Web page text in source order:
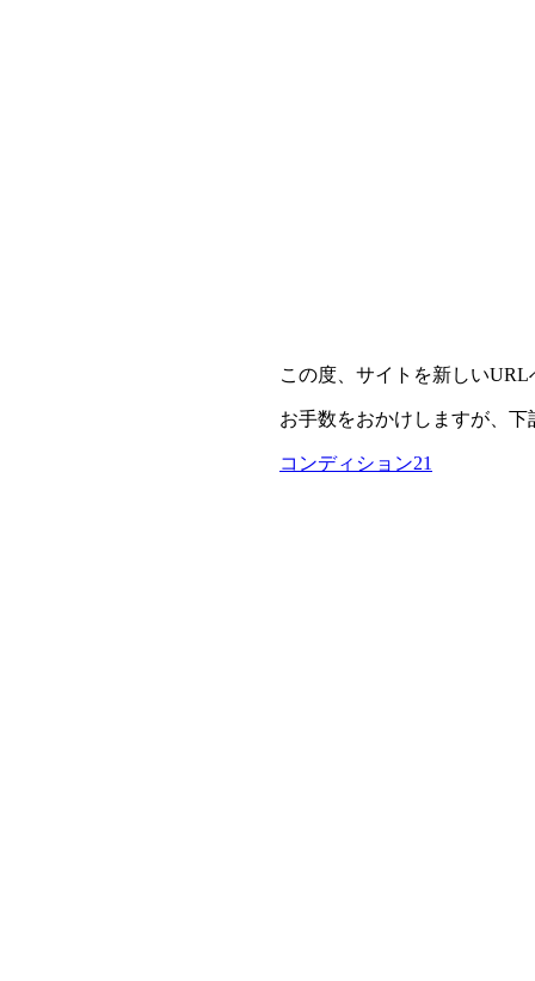
この度、サイトを新しい
お手数をおかけしますが、
コンディション21